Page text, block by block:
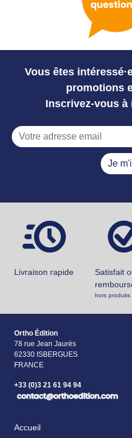
Vous êtes
promotions
Inscrivez-vous à
Je
Livraison rapide
Satisfait
hors produits
Ortho Édition
78 rue Jean Jaurès
62330 ISBERGUES
FRANCE
+33 (0)3 21 61 94 94
Accueil